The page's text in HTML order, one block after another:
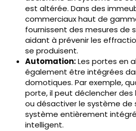
est altérée. Dans des
commerciaux haut de
fournissent des mesures de
aidant à prévenir les
se produisent.
Automation:Les portes en
également être intégrées
domotiques. Par exemple,
porte, il peut déclencher des
ou désactiver le système de
système entièrement
intelligent.